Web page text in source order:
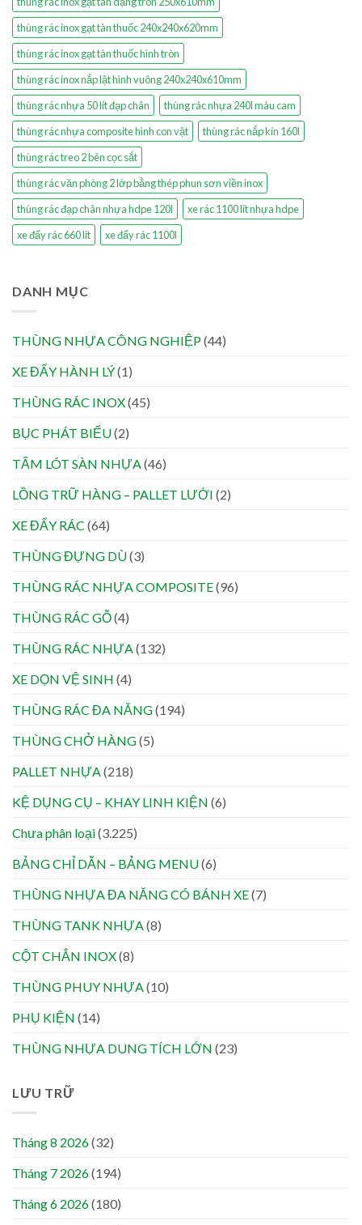
thùng rác inox gạt tàn thuốc 240x240x620mm
thùng rác inox gạt tàn thuốc hình tròn
thùng rác inox nắp lật hình vuông 240x240x610mm
thùng rác nhựa 50 lít đạp chân
thùng rác nhựa 240l màu cam
thùng rác nhựa composite hình con vật
thùng rác nắp kín 160l
thùng rác treo 2 bên cọc sắt
thùng rác văn phòng 2 lớp bằng thép phun sơn viền inox
thùng rác đạp chân nhựa hdpe 120l
xe rác 1100 lít nhựa hdpe
xe đẩy rác 660 lít
xe đẩy rác 1100l
DANH MỤC
THÙNG NHỰA CÔNG NGHIỆP(44)
XE ĐẨY HÀNH LÝ(1)
THÙNG RÁC INOX(45)
BỤC PHÁT BIỂU(2)
TẤM LÓT SÀN NHỰA(46)
LỒNG TRỮ HÀNG – PALLET LƯỚI (2)
XE ĐẨY RÁC (64)
THÙNG ĐỰNG DÙ(3)
THÙNG RÁC NHỰA COMPOSITE(96)
THÙNG RÁC GỖ(4)
THÙNG RÁC NHỰA(132)
XE DỌN VỆ SINH (4)
THÙNG RÁC ĐA NĂNG(194)
THÙNG CHỞ HÀNG(5)
PALLET NHỰA(218)
KỆ DỤNG CỤ – KHAY LINH KIỆN (6)
Chưa phân loại(3.225)
BẢNG CHỈ DẪN – BẢNG MENU(6)
THÙNG NHỰA ĐA NĂNG CÓ BÁNH XE(7)
THÙNG TANK NHỰA(8)
CỘT CHẮN INOX(8)
THÙNG PHUY NHỰA(10)
PHỤ KIỆN (14)
THÙNG NHỰA DUNG TÍCH LỚN (23)
LƯU TRỮ
Tháng 8 2026(32)
Tháng 7 2026(194)
Tháng 6 2026(180)